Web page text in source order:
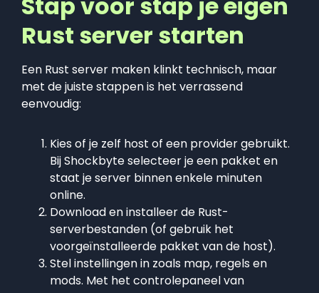
Rust server starten
Een Rust server maken klinkt technisch, maar
met de juiste stappen is het verrassend
eenvoudig:
Kies of je zelf host of een provider gebruikt.
Bij Shockbyte selecteer je een pakket en
staat je server binnen enkele minuten
online.
Download en installeer de Rust-
serverbestanden (of gebruik het
voorgeïnstalleerde pakket van de host).
Stel instellingen in zoals map, regels en
mods. Met het controlepaneel van